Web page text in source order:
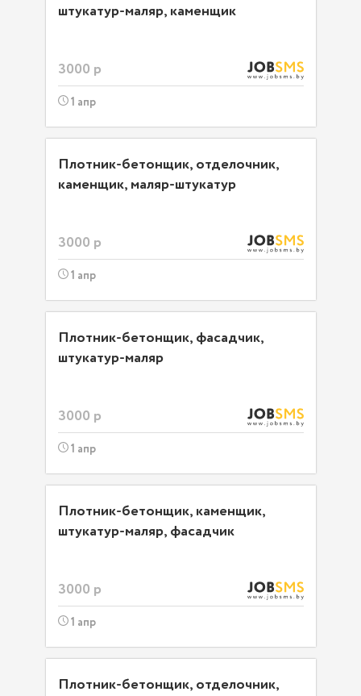
штукатур-маляр, каменщик
3000 р
1 апр
Плотник-бетонщик, отделочник,
каменщик, маляр-штукатур
3000 р
1 апр
Плотник-бетонщик, фасадчик,
штукатур-маляр
3000 р
1 апр
Плотник-бетонщик, каменщик,
штукатур-маляр, фасадчик
3000 р
1 апр
Плотник-бетонщик, отделочник,